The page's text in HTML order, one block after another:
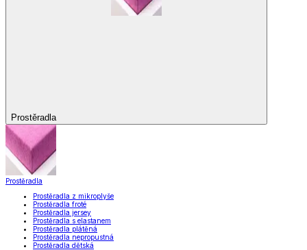
Prostěradla
Prostěradla
Prostěradla z mikroplyše
Prostěradla froté
Prostěradla jersey
Prostěradla s elastanem
Prostěradla plátěná
Prostěradla nepropustná
Prostěradla dětská